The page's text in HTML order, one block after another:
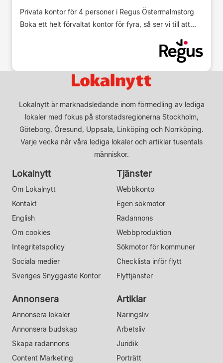
Privata kontor för 4 personer i Regus Östermalmstorg
Boka ett helt förvaltat kontor för fyra, så ser vi till att...
Lokalnytt är marknadsledande inom förmedling av lediga
lokaler med fokus på storstadsregionerna Stockholm,
Göteborg, Öresund, Uppsala, Linköping och Norrköping.
Varje vecka når våra lediga lokaler och artiklar tusentals
människor.
Lokalnytt
Om Lokalnytt
Kontakt
English
Om cookies
Integritetspolicy
Sociala medier
Sveriges Snyggaste Kontor
Tjänster
Webbkonto
Egen sökmotor
Radannons
Webbproduktion
Sökmotor för kommuner
Checklista inför flytt
Flyttjänster
Annonsera
Annonsera lokaler
Annonsera budskap
Skapa radannons
Content Marketing
Artiklar
Näringsliv
Arbetsliv
Juridik
Porträtt